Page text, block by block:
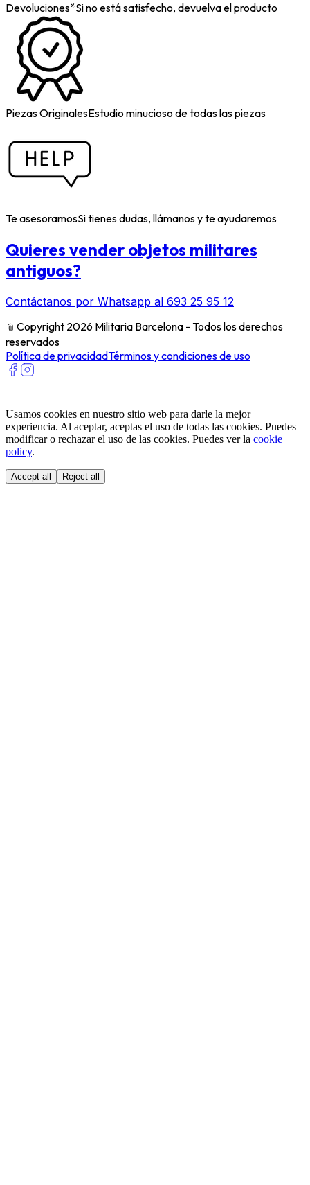
Devoluciones*Si no está satisfecho, devuelva el producto
Piezas OriginalesEstudio minucioso de todas las piezas
Te asesoramosSi tienes dudas, llámanos y te ayudaremos
Quieres vender objetos militares
antiguos?
Contáctanos por Whatsapp al 693 25 95 12
﹫ Copyright 2026 Militaria Barcelona - Todos los derechos
reservados
Política de privacidadTérminos y condiciones de uso
Usamos cookies en nuestro sitio web para darle la mejor
experiencia. Al aceptar, aceptas el uso de todas las cookies. Puedes
modificar o rechazar el uso de las cookies. Puedes ver la cookie
policy.
Accept all Reject all